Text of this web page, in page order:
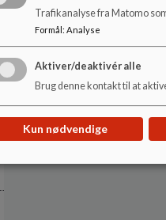
Trafikanalyse fra Matomo
Formål: Analyse
Aktiver/deaktivér alle
Brug denne kontakt til at
Kun nødvendige